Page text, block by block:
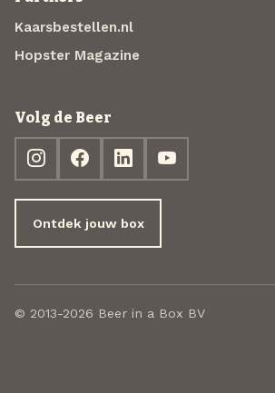
Kaarsbestellen.nl
Hopster Magazine
Volg de Beer
Ontdek jouw box
© 2013-2026 Beer in a Box BV